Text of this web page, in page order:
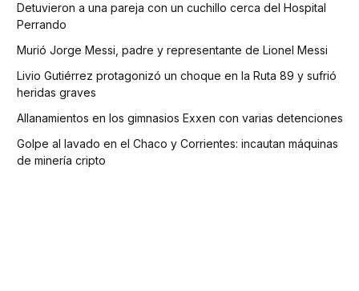
Detuvieron a una pareja con un cuchillo cerca del Hospital
Perrando
Murió Jorge Messi, padre y representante de Lionel Messi
Livio Gutiérrez protagonizó un choque en la Ruta 89 y sufrió
heridas graves
Allanamientos en los gimnasios Exxen con varias detenciones
Golpe al lavado en el Chaco y Corrientes: incautan máquinas
de minería cripto